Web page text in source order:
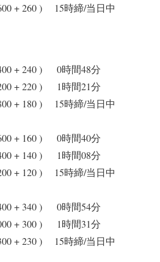
+ 260 ) 15時締/当日中
+ 240 ) 0時間48分
+ 220 ) 1時間21分
+ 180 ) 15時締/当日中
+ 160 ) 0時間40分
+ 140 ) 1時間08分
+ 120 ) 15時締/当日中
+ 340 ) 0時間54分
+ 300 ) 1時間31分
+ 230 ) 15時締/当日中